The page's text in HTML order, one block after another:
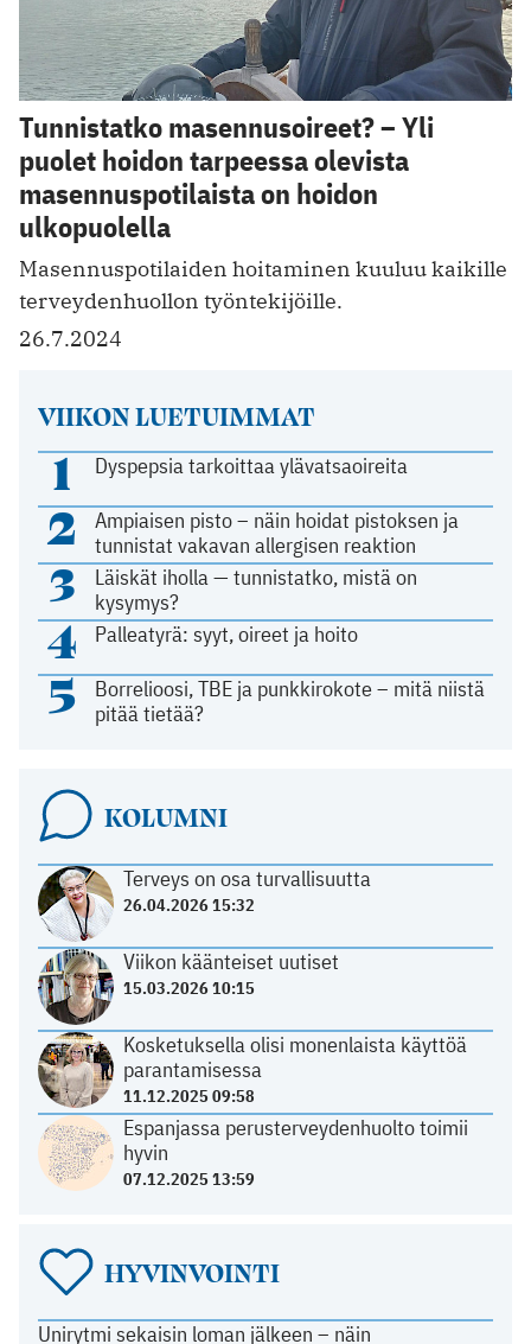
Tunnistatko masennusoireet? – Yli
puolet hoidon tarpeessa olevista
masennuspotilaista on hoidon
ulkopuolella
Masennuspotilaiden hoitaminen kuuluu kaikille
terveydenhuollon työntekijöille.
26.7.2024
VIIKON LUETUIMMAT
1 Dyspepsia tarkoittaa ylävatsaoireita
2
Ampiaisen pisto – näin hoidat pistoksen ja
tunnistat vakavan allergisen reaktion
3
Läiskät iholla — tunnistatko, mistä on
kysymys?
4 Palleatyrä: syyt, oireet ja hoito
5
Borrelioosi, TBE ja punkkirokote – mitä niistä
pitää tietää?
KOLUMNI
Terveys on osa turvallisuutta
26.04.2026 15:32
Viikon käänteiset uutiset
15.03.2026 10:15
Kosketuksella olisi monenlaista käyttöä
parantamisessa
11.12.2025 09:58
Espanjassa perusterveydenhuolto toimii
hyvin
07.12.2025 13:59
HYVINVOINTI
Unirytmi sekaisin loman jälkeen – näin